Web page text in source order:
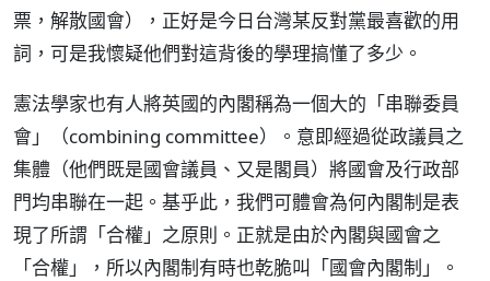
票，解散國會），正好是今日台灣某反對黨最喜歡的用
詞，可是我懷疑他們對這背後的學理搞懂了多少。
憲法學家也有人將英國的內閣稱為一個大的「串聯委員
會」（combining committee）。意即經過從政議員之
集體（他們既是國會議員、又是閣員）將國會及行政部
門均串聯在一起。基乎此，我們可體會為何內閣制是表
現了所謂「合權」之原則。正就是由於內閣與國會之
「合權」，所以內閣制有時也乾脆叫「國會內閣制」。